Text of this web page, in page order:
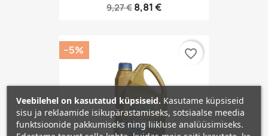
9,27 € 8,81 €
−5% favorite_border
Veebilehel on kasutatud küpsiseid. Kasutame küpsiseid
sisu ja reklaamide isikupärastamiseks, sotsiaalse meedia
funktsioonide pakkumiseks ning liikluse analüüsimiseks.